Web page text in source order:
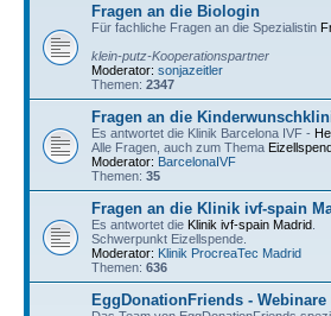
Fragen an die Biologin
Für fachliche Fragen an die Spezialistin
klein-putz-Kooperationspartner
Moderator: sonjazeitler
Themen: 2347
Fragen an die
Es antwortet die Klinik Barcelona IVF -
Alle Fragen, auch zum Thema
Moderator: BarcelonaIVF
Themen: 35
Fragen an die Klinik ivf-spain
Es antwortet die Klinik ivf-spain Madrid
Schwerpunkt Eizellspende.
Moderator: Klinik ProcreaTec Madrid
Themen: 636
EggDonationFriends -